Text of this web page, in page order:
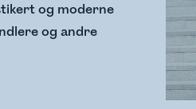
og moderne
og andre